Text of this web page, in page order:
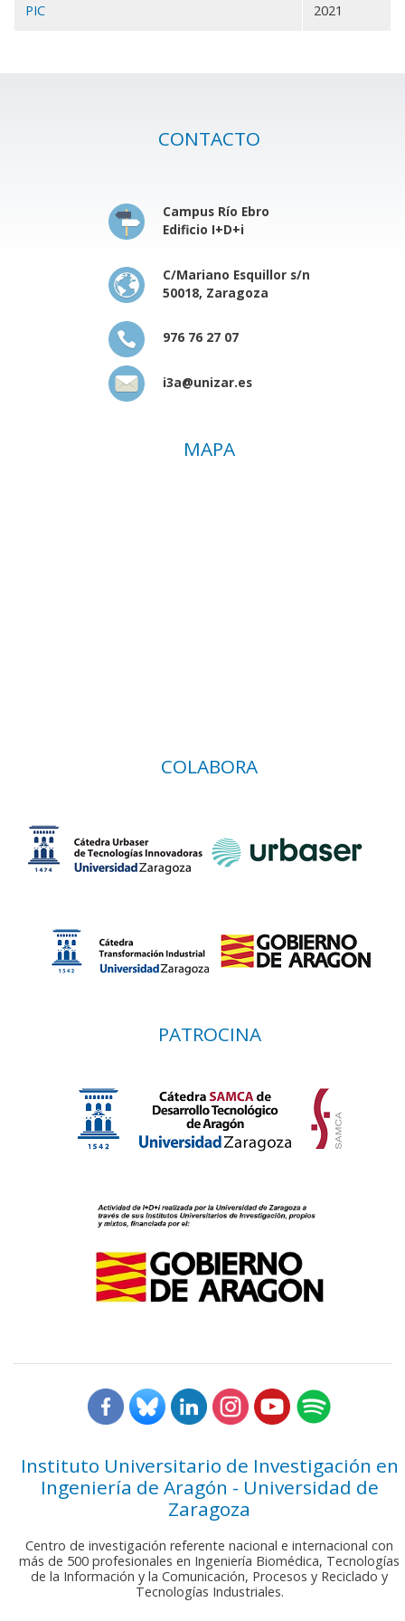
PIC 2021
CONTACTO
Campus Río Ebro
Edificio I+D+i
C/Mariano Esquillor s/n
50018, Zaragoza
976 76 27 07
i3a@unizar.es
MAPA
COLABORA
PATROCINA
Instituto Universitario de Investigación en
Ingeniería de Aragón - Universidad de
Zaragoza
Centro de investigación referente nacional e internacional con
más de 500 profesionales en Ingeniería Biomédica, Tecnologías
de la Información y la Comunicación, Procesos y Reciclado y
Tecnologías Industriales.